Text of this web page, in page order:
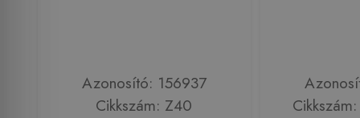
Azonosító: 156937
Cikkszám: Z40